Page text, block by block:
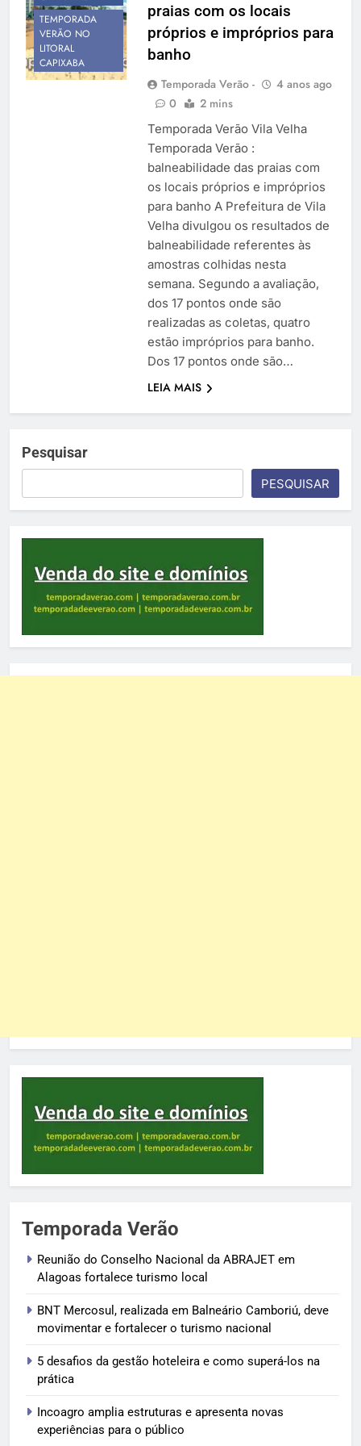
Temporada Verão 2027
TEMPORADA
VERÃO NO
LITORAL
CAPIXABA
praias com os locais
próprios e impróprios para
banho
Temporada Verão -
4 anos ago
0
2 mins
Temporada Verão Vila Velha
Temporada Verão :
balneabilidade das praias com
os locais próprios e impróprios
para banho A Prefeitura de Vila
Velha divulgou os resultados de
balneabilidade referentes às
amostras colhidas nesta
semana. Segundo a avaliação,
dos 17 pontos onde são
realizadas as coletas, quatro
estão impróprios para banho.
Dos 17 pontos onde são…
LEIA MAIS
Pesquisar
PESQUISAR
Temporada Verão
Reunião do Conselho Nacional da ABRAJET em
Alagoas fortalece turismo local
BNT Mercosul, realizada em Balneário Camboriú, deve
movimentar e fortalecer o turismo nacional
5 desafios da gestão hoteleira e como superá-los na
prática
Incoagro amplia estruturas e apresenta novas
experiências para o público